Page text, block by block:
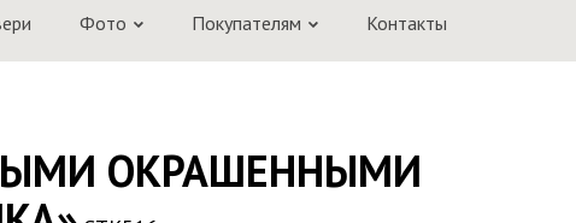
Фото Покупателям Контакты
ОКРАШЕННЫМИ